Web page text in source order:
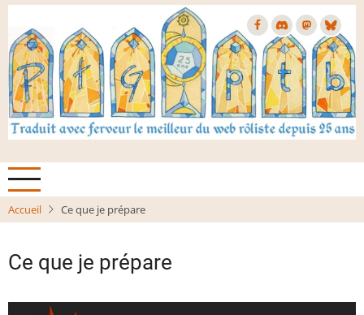
Aller
contenu
principal
Accueil Ce que je prépare
Ce que je prépare